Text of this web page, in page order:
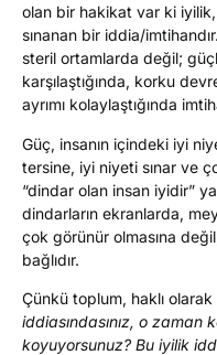
olan bir hakikat var ki
sınanan bir iddia/
steril ortamlarda değil;
karşılaştığında, korku
ayrımı kolaylaştığında
Güç, insanın içindeki iyi
tersine, iyi niyeti sınar ve
“dindar olan insan iyidir”
dindarların ekranlarda,
çok görünür olmasına
bağlıdır.
Çünkü toplum, haklı
iddiasındasınız, o
koyuyorsunuz? Bu iyilik